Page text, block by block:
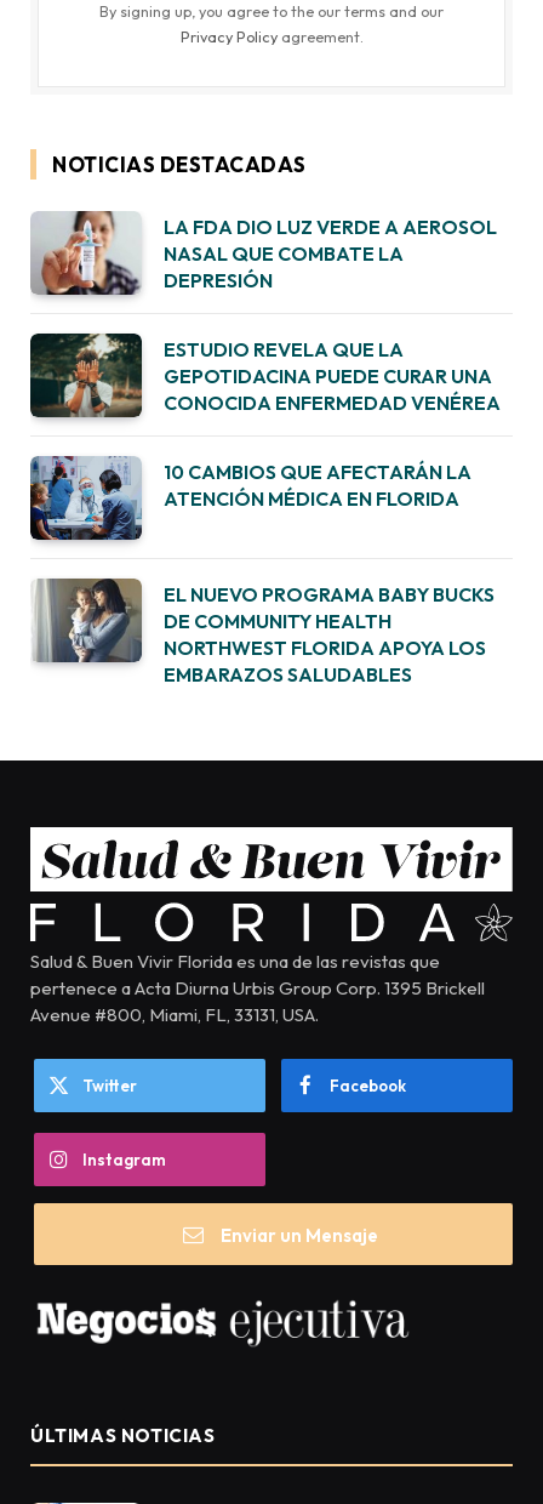
By signing up, you agree to the our terms and our
Privacy Policyagreement.
NOTICIAS DESTACADAS
LA FDA DIO LUZ VERDE A AEROSOL
NASAL QUE COMBATE LA
DEPRESIÓN
ESTUDIO REVELA QUE LA
GEPOTIDACINA PUEDE CURAR UNA
CONOCIDA ENFERMEDAD VENÉREA
10 CAMBIOS QUE AFECTARÁN LA
ATENCIÓN MÉDICA EN FLORIDA
EL NUEVO PROGRAMA BABY BUCKS
DE COMMUNITY HEALTH
NORTHWEST FLORIDA APOYA LOS
EMBARAZOS SALUDABLES
Salud & Buen Vivir Florida es una de las revistas que
pertenece a Acta Diurna Urbis Group Corp. 1395 Brickell
Avenue #800, Miami, FL, 33131, USA.
Twitter Facebook
Instagram
Enviar un Mensaje
ÚLTIMAS NOTICIAS